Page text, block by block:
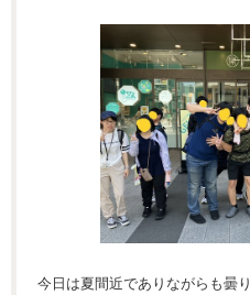
今日は夏間近でありながらも曇